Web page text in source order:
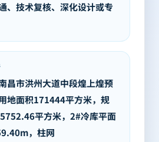
、技术复核、深化设计或专
昌市洪州大道中段煌上煌预
地面积171444平方米，规
平方米，2#冷库平面
，柱网